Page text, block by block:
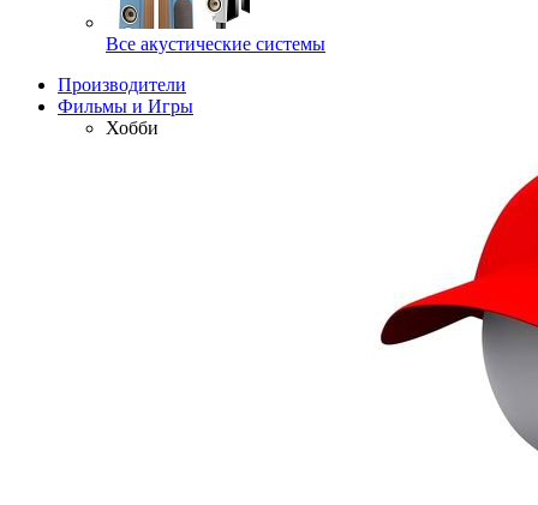
Все акустические системы
Производители
Фильмы и Игры
Хобби